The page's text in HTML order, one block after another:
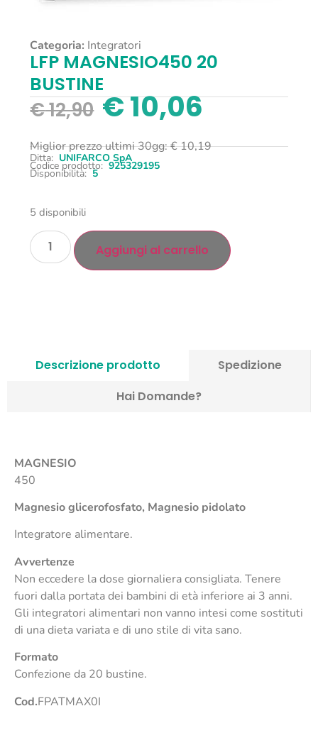
Categoria: Integratori
LFP MAGNESIO450 20
BUSTINE
€12,90 €10,06
Miglior prezzo ultimi 30gg:€10,19
Ditta: UNIFARCO SpA
Codice prodotto: 925329195
Disponibilità: 5
5 disponibili
Aggiungi al carrello
Descrizione prodotto
Spedizione
Hai Domande?
MAGNESIO
450
Magnesio glicerofosfato, Magnesio pidolato
Integratore alimentare.
Avvertenze
Non eccedere la dose giornaliera consigliata. Tenere
fuori dalla portata dei bambini di età inferiore ai 3 anni.
Gli integratori alimentari non vanno intesi come sostituti
di una dieta variata e di uno stile di vita sano.
Formato
Confezione da 20 bustine.
Cod.FPATMAX0I